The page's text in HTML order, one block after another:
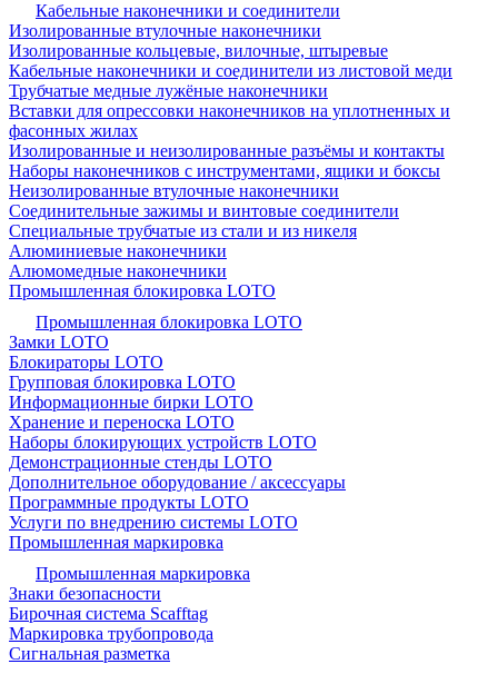
Кабельные наконечники и соединители
Изолированные втулочные наконечники
Изолированные кольцевые, вилочные, штыревые
Кабельные наконечники и соединители из листовой меди
Трубчатые медные лужёные наконечники
Вставки для опрессовки наконечников на уплотненных и
фасонных жилах
Изолированные и неизолированные разъёмы и контакты
Наборы наконечников с инструментами, ящики и боксы
Неизолированные втулочные наконечники
Соединительные зажимы и винтовые соединители
Специальные трубчатые из стали и из никеля
Алюминиевые наконечники
Алюмомедные наконечники
Промышленная блокировка LOTO
Промышленная блокировка LOTO
Замки LOTO
Блокираторы LOTO
Групповая блокировка LOTO
Информационные бирки LOTO
Хранение и переноска LOTO
Наборы блокирующих устройств LOTO
Демонстрационные стенды LOTO
Дополнительное оборудование / аксессуары
Программные продукты LOTO
Услуги по внедрению системы LOTO
Промышленная маркировка
Промышленная маркировка
Знаки безопасности
Бирочная система Scafftag
Маркировка трубопровода
Сигнальная разметка